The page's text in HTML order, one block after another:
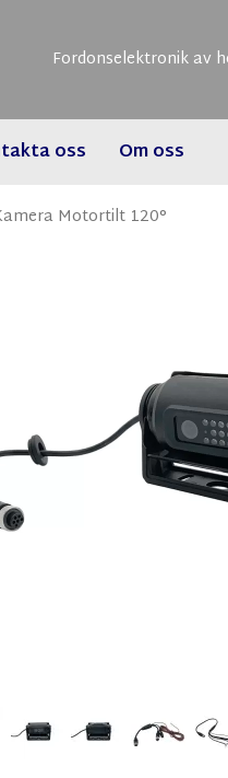
Fordonselektronik av
oss Om oss
Motortilt 120°